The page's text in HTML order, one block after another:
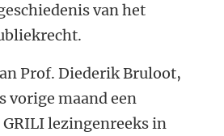
van het
Prof. Diederik Bruloot,
vorige maand een
lezingenreeks in